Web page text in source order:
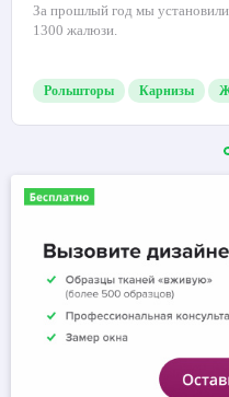
За прошлый год мы
1300 жалюзи.
Рольшторы Карнизы